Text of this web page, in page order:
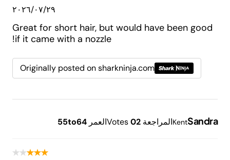
٢٩‏/٠٧‏/٢٠٢٦
Great for short hair, but would have been good
if it came with a nozzle!
Originally posted on sharkninja.com
Sandra
Kentالمراجعة 2
Votes0 العمر 55to64